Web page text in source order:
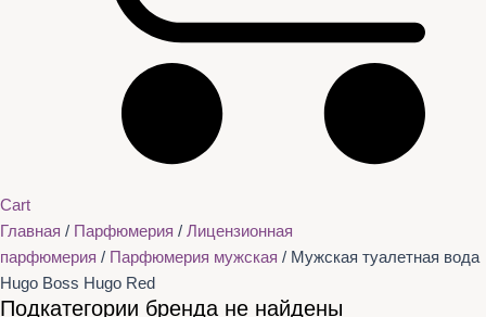
Cart
Главная / Парфюмерия / Лицензионная
парфюмерия / Парфюмерия мужская / Мужская туалетная вода
Hugo Boss Hugo Red
Подкатегории бренда не найдены